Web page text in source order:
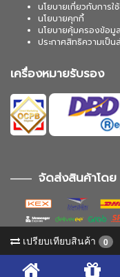
นโยบายเกี่ยวกับการ
นโยบายคุกกี้
นโยบายคุ้มครองข้อมู
ประกาศสิทธิความเป็
เครื่องหมายรับรอง
จัดส่งสินค้าโดย
ช่
เปรียบเทียบสินค้า 0